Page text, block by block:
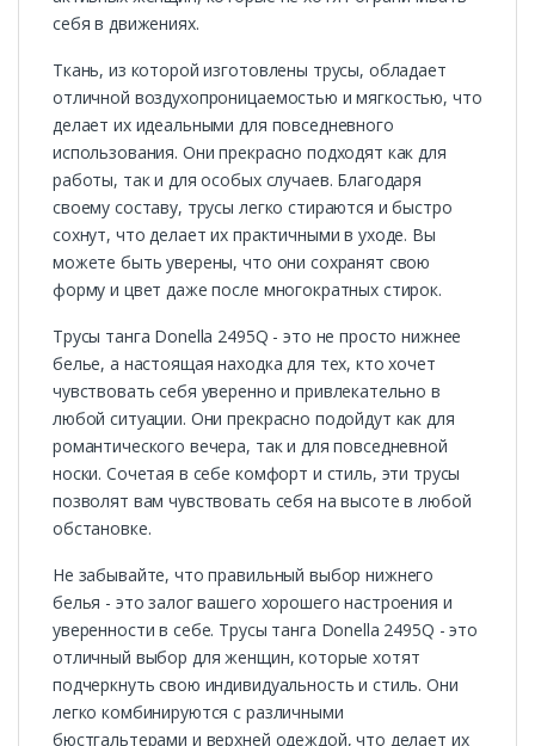
себя в движениях.
Ткань, из которой изготовлены трусы, обладает
отличной воздухопроницаемостью и мягкостью, что
делает их идеальными для повседневного
использования. Они прекрасно подходят как для
работы, так и для особых случаев. Благодаря
своему составу, трусы легко стираются и быстро
сохнут, что делает их практичными в уходе. Вы
можете быть уверены, что они сохранят свою
форму и цвет даже после многократных стирок.
Трусы танга Donella 2495Q - это не просто нижнее
белье, а настоящая находка для тех, кто хочет
чувствовать себя уверенно и привлекательно в
любой ситуации. Они прекрасно подойдут как для
романтического вечера, так и для повседневной
носки. Сочетая в себе комфорт и стиль, эти трусы
позволят вам чувствовать себя на высоте в любой
обстановке.
Не забывайте, что правильный выбор нижнего
белья - это залог вашего хорошего настроения и
уверенности в себе. Трусы танга Donella 2495Q - это
отличный выбор для женщин, которые хотят
подчеркнуть свою индивидуальность и стиль. Они
легко комбинируются с различными
бюстгальтерами и верхней одеждой, что делает их